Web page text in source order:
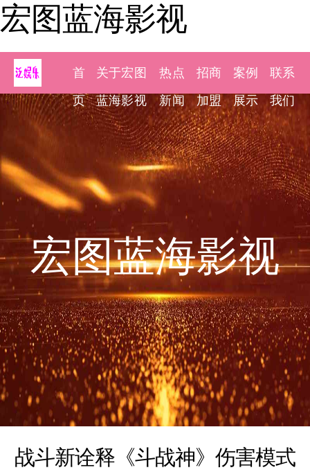
宏图蓝海影视
首
页
关于宏图
蓝海影视
热点
新闻
招商
加盟
案例
展示
联系
我们
宏图蓝海影视
战斗新诠释《斗战神》伤害模式